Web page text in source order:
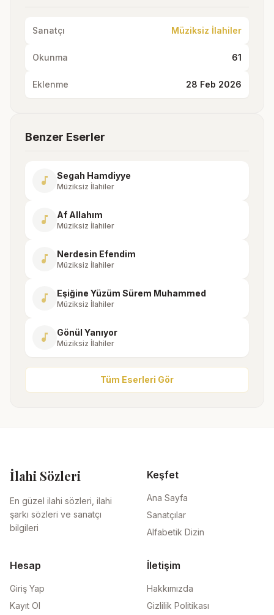
Sanatçı Müziksiz İlahiler
Okunma 61
Eklenme 28 Feb 2026
Benzer Eserler
music_note Segah Hamdiyye
Müziksiz İlahiler
music_note Af Allahım
Müziksiz İlahiler
music_note Nerdesin Efendim
Müziksiz İlahiler
music_note Eşiğine Yüzüm Sürem Muhammed
Müziksiz İlahiler
music_note Gönül Yanıyor
Müziksiz İlahiler
Tüm Eserleri Gör
İlahi Sözleri
En güzel ilahi sözleri, ilahi
şarkı sözleri ve sanatçı
bilgileri
Keşfet
Ana Sayfa
Sanatçılar
Alfabetik Dizin
Hesap
Giriş Yap
Kayıt Ol
İletişim
Hakkımızda
Gizlilik Politikası